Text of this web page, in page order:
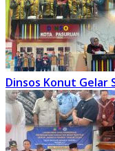
Dinsos Konut Gelar